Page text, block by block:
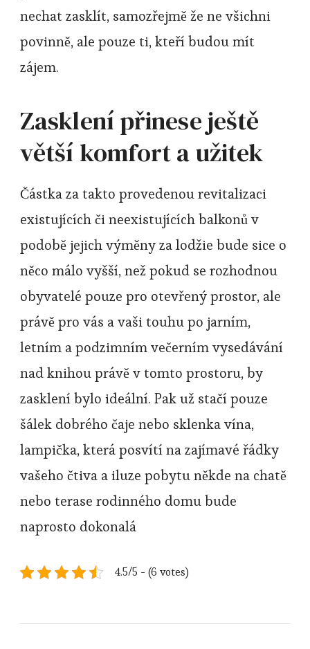
nechat zasklít, samozřejmě že ne všichni
povinně, ale pouze ti, kteří budou mít
zájem.
Zasklení přinese ještě
větší komfort a užitek
Částka za takto provedenou revitalizaci
existujících či neexistujících balkonů v
podobě jejich výměny za lodžie bude sice o
něco málo vyšší, než pokud se rozhodnou
obyvatelé pouze pro otevřený prostor, ale
právě pro vás a vaši touhu po jarním,
letním a podzimním večerním vysedávání
nad knihou právě v tomto prostoru, by
zasklení bylo ideální. Pak už stačí pouze
šálek dobrého čaje nebo sklenka vína,
lampička, která posvítí na zajímavé řádky
vašeho čtiva a iluze pobytu někde na chatě
nebo terase rodinného domu bude
naprosto dokonalá
4.5/5 - (6 votes)